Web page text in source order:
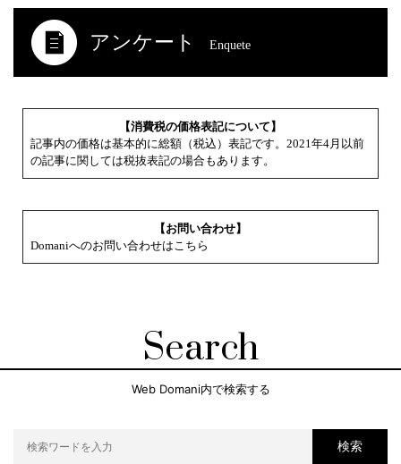
アンケート Enquete
【消費税の価格表記について】
記事内の価格は基本的に総額（税込）表記です。2021年4月以前
の記事に関しては税抜表記の場合もあります。
【お問い合わせ】
Domaniへのお問い合わせはこちら
Search
Web Domani内で検索する
検索